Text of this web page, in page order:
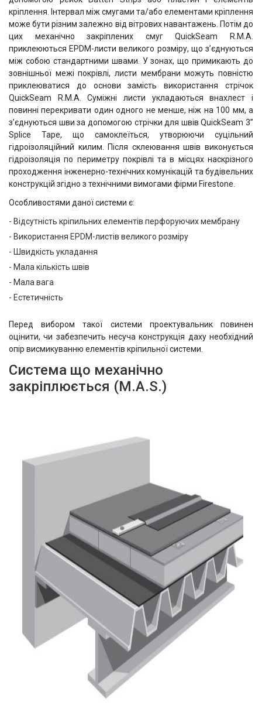
кріплення. Інтервал між смугами та/або елементами кріплення
може бути різним залежно від вітрових навантажень. Потім до
цих механічно закріплених смуг QuickSeam R.M.A.
приклеюються EPDM-листи великого розміру, що з’єднуються
між собою стандартними швами. У зонах, що примикають до
зовнішньої межі покрівлі, листи мембрани можуть повністю
приклеюватися до основи замість використання стрічок
QuickSeam R.M.A. Суміжні листи укладаються внахлест і
повинні перекривати один одного не менше, ніж на 100 мм, а
з’єднуються шви за допомогою стрічки для швів QuickSeam 3”
Splice Tape, що самоклеїться, утворюючи суцільний
гідроізоляційний килим. Після склеювання швів виконується
гідроізоляція по периметру покрівлі та в місцях наскрізного
проходження інженерно-технічних комунікацій та будівельних
конструкцій згідно з технічними вимогами фірми Firestone.
Особливостями даної системи є:
Відсутність кріпильних елементів перфоруючих мембрану
Використання EPDM-листів великого розміру
Швидкість укладання
Мала кількість швів
Мала вага
Естетичність
Перед вибором такої системи проектувальник повинен
оцінити, чи забезпечить несуча конструкція даху необхідний
опір висмикуванню елементів кріпильної системи.
Система що механічно
закріплюється (M.A.S.)